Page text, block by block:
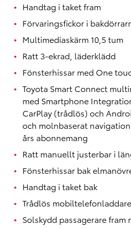
Handtag i taket fram
Förvaringsfickor i
Multimediaskärm 10,5 tum
Ratt 3-ekrad, läderklädd
Fönsterhissar med One
Toyota Smart Connect
med Smartphone
CarPlay (trådlös) och
och molnbaserat
års abonnemang
Ratt manuellt justerbar i
Fönsterhissar bak
Handtag i taket bak
Trådlös
Solskydd passagerare fram